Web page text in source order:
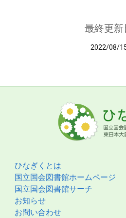
最終更新
2022/08/
ひなぎくとは
国立国会図書館ホームページ
国立国会図書館サーチ
お知らせ
お問い合わせ